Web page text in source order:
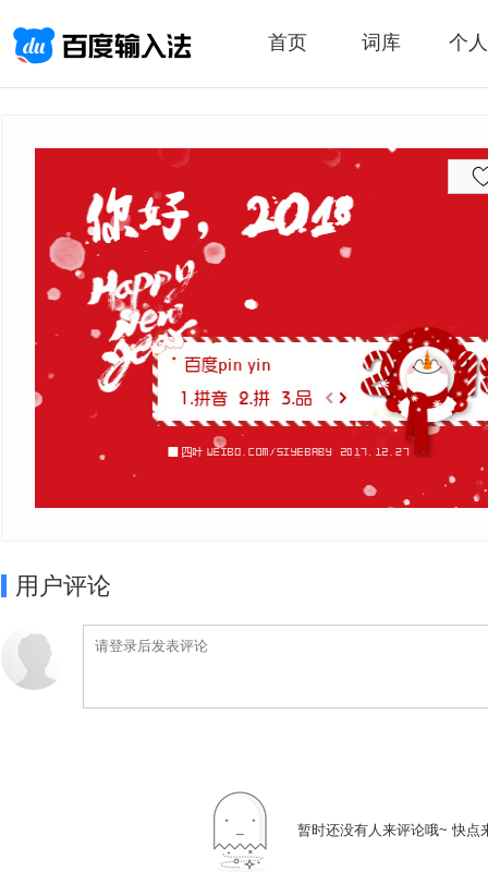
首页 词库 个
用户评论
暂时还没有人来评论哦~ 快点